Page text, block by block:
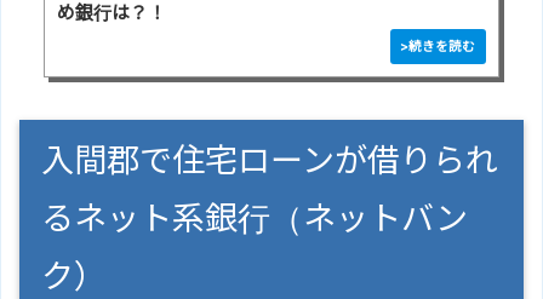
め銀行は？！
入間郡で住宅ローンが借りられ
るネット系銀行（ネットバン
ク）